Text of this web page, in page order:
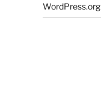
WordPress.org